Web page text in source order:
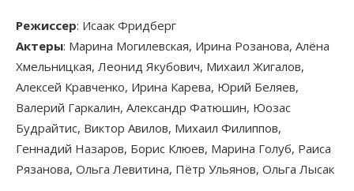
Режиссер: Исаак Фридберг
Актеры: Марина Могилевская, Ирина Розанова, Алёна
Хмельницкая, Леонид Якубович, Михаил Жигалов,
Алексей Кравченко, Ирина Карева, Юрий Беляев,
Валерий Гаркалин, Александр Фатюшин, Юозас
Будрайтис, Виктор Авилов, Михаил Филиппов,
Геннадий Назаров, Борис Клюев, Марина Голуб, Раиса
Рязанова, Ольга Левитина, Пётр Ульянов, Ольга Лысак